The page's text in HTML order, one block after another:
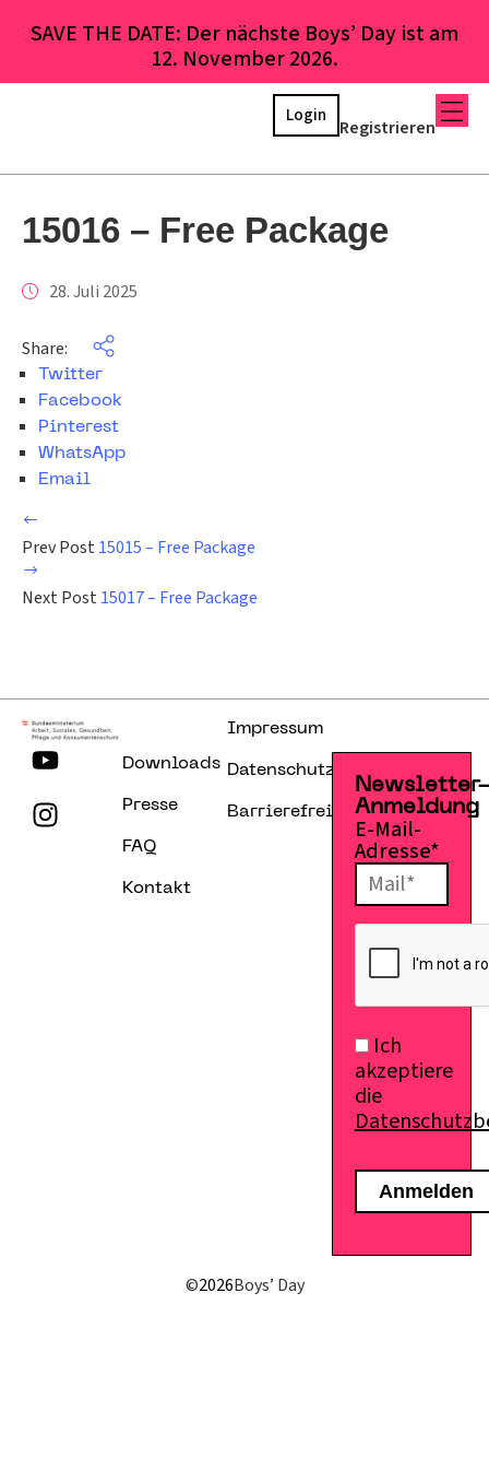
SAVE THE DATE: Der nächste Boys’ Day ist am
12. November 2026.
Registrieren
Login
15016 – Free Package
28. Juli 2025
Share:
Twitter
Facebook
Pinterest
WhatsApp
Email
Prev Post 15015 – Free Package
Next Post 15017 – Free Package
Downloads
Presse
FAQ
Kontakt
Impressum
Datenschutzerklärung
Barrierefreiheitserklärung
Anmeldung
E-Mail-
Adresse*
Ich
akzeptiere
die
©2026Boys’ Day